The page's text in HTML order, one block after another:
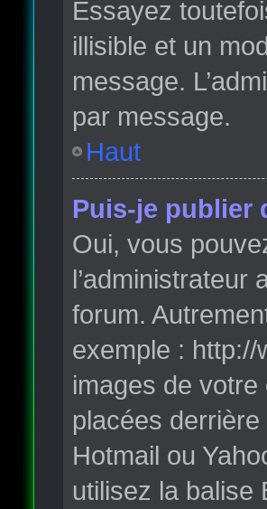
Essayez
illisible et un
message.
par message.
Haut
Puis-je publier
Oui, vous
forum.
exemple :
images de
placées
Hotmail ou
utilisez la balise